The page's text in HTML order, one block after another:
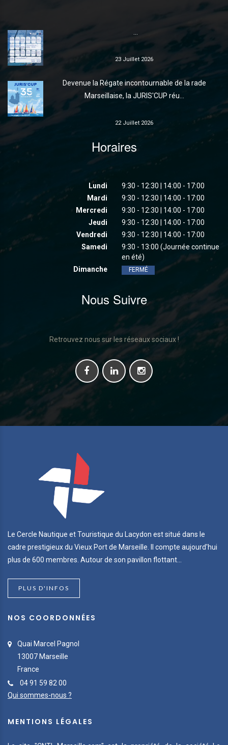
23 Juillet 2026
Devenue la Régate incontournable de la rade
Marseillaise, la JURIS'CUP réu...
22 Juillet 2026
Horaires
Lundi
9:30 - 12:30 | 14:00 - 17:00
Mardi
9:30 - 12:30 | 14:00 - 17:00
Mercredi
9:30 - 12:30 | 14:00 - 17:00
Jeudi
9:30 - 12:30 | 14:00 - 17:00
Vendredi
9:30 - 12:30 | 14:00 - 17:00
Samedi
9:30 - 13:00 (Journée continue
en été)
Dimanche
FERMÉ
Nous Suivre
Retrouvez nous sur les réseaux sociaux !
Le Cercle Nautique et Touristique du Lacydon est situé dans le
cadre prestigieux du Vieux Port de Marseille. Il compte aujourd'hui
plus de 600 membres. Autour de son pavillon flottant...
PLUS D'INFOS
NOS COORDONNÉES
Quai Marcel Pagnol
13007 Marseille
France
04 91 59 82 00
Qui sommes-nous ?
MENTIONS LÉGALES